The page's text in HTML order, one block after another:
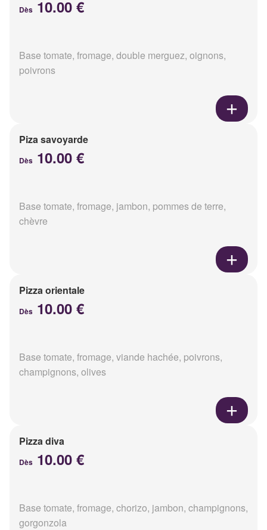
Dès 10.00 €
Base tomate, fromage, double merguez, oignons,
poivrons
Piza savoyarde
Dès 10.00 €
Base tomate, fromage, jambon, pommes de terre,
chèvre
Pizza orientale
Dès 10.00 €
Base tomate, fromage, viande hachée, poivrons,
champignons, olives
Pizza diva
Dès 10.00 €
Base tomate, fromage, chorizo, jambon, champignons,
gorgonzola